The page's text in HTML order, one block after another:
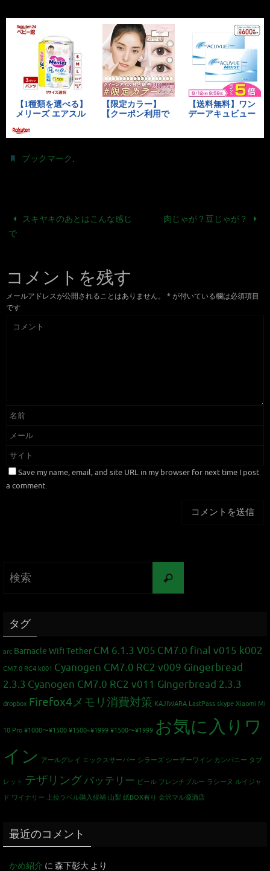
ブックマーク.
スキヤキのあとはこんな感じ
で
肉じゃが？豆じゃが？
コメントを残す
メールアドレスが公開されることはありません。 * が付いている欄は必須項目
です
Save my name, email, and site URL in my browser for next time I post
a comment.
タグ
arc Barnacle Wifi Tether CM 6.1.3 V05 CM7.0 final v015 k002
CM7.0 RC4 k001 Cyanogen CM7.0 RC2 v009 Gingerbread
2.3.3 Cyanogen CM7.0 RC2 v011 Gingerbread 2.3.3
dropbox Firefox4メモリ消費対策 KAJIWARA LastPass skype Xiaomi Mi
10 Pro ¥1000〜¥1500 ¥1500~¥1999 ¥1500〜¥1999 お気に入りワ
イン アールグレイ エックスサーバー シラーズ シーザーワイン カンパニー タブ
レット テザリングバッテリー ビール フレンチブルー ラシーヌ ルイジャ
ド ワイナリー 上位ラベル購入候補 山梨 紙BOX有り 金沢マル源酒店
最近のコメント
かめ紹介 に 森下彰大 より